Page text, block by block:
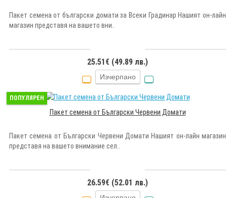
Пакет семена от български домати за Всеки Градинар Нашият он-лайн
магазин представя на вашето вни..
25.51€ (49.89 лв.)
Изчерпано
ПОПУЛЯРЕН
Пакет семена от Български Червени Домати
Пакет семена от Български Червени Домати Нашият он-лайн магазин
представя на вашето внимание сел..
26.59€ (52.01 лв.)